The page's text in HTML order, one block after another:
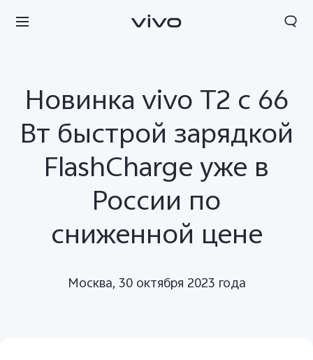
Беларусь | Выберите страну/регион
Новинка vivo T2 c 66
Вт быстрой зарядкой
FlashCharge уже в
России по
сниженной цене
Москва, 30 октября 2023 года